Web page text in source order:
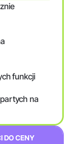
funkcji
na
DO CENY